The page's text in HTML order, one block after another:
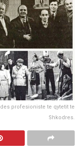
profesioniste te qytetit te
Shkodres.